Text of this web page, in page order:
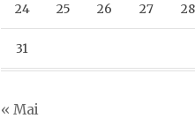
24 25 26 27 28
31
« Mai